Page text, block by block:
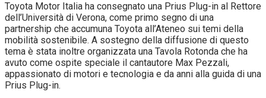
Toyota Motor Italia ha consegnato una Prius Plug-in al Rettore
dell’Università di Verona, come primo segno di una
partnership che accumuna Toyota all’Ateneo sui temi della
mobilità sostenibile. A sostegno della diffusione di questo
tema è stata inoltre organizzata una Tavola Rotonda che ha
avuto come ospite speciale il cantautore Max Pezzali,
appassionato di motori e tecnologia e da anni alla guida di una
Prius Plug-in.